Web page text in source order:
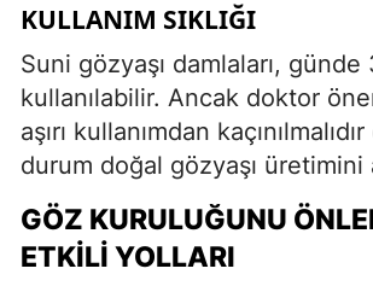
KULLANIM SIKLIĞI
Suni gözyaşı damlaları, günde
kullanılabilir. Ancak doktor
aşırı kullanımdan
durum doğal gözyaşı üretimini
GÖZ KURULUĞUNU
ETKILI YOLLARI